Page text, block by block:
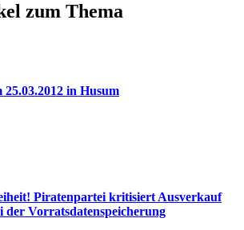
zum Thema
in Husum
Piratenpartei kritisiert Ausverkauf
der Vorratsdatenspeicherung